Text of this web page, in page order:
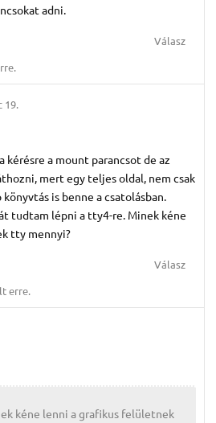
adni.
Válasz
19.
a mount parancsot de az
mert egy teljes oldal, nem csak
is benne a csatolásban.
tudtam lépni a tty4-re. Minek kéne
tty mennyi?
Válasz
erre.
kéne lenni a grafikus felületnek